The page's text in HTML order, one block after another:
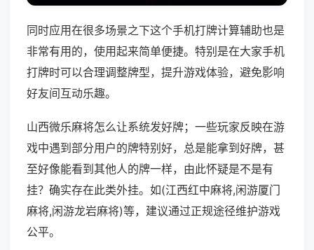
同时应用在很多场景之下这个手机打牌计算辅助也是
非常有用的，使用起来简单便捷。特别是在大家手机
打牌时可以合理调整牌型，提升游戏体验，避免影响
好友间互动乐趣。
山西微乐麻将怎么让系统发好牌；一些玩家反映在游
戏中遇到部分用户的牌特别好，总是能拿到好牌，甚
至好像能看到其他人的牌一样，由此怀疑是不是有
挂？确实存在此类外挂。如(江西红中麻将,闲游厦门
麻将,闲游龙岩麻将)等，建议通过正规途径维护游戏
公平。